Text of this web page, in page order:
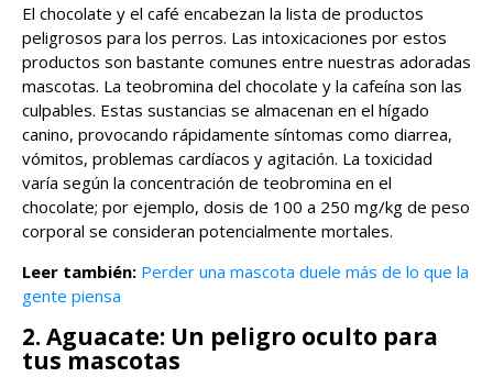
El chocolate y el café encabezan la lista de productos
peligrosos para los perros. Las intoxicaciones por estos
productos son bastante comunes entre nuestras adoradas
mascotas. La teobromina del chocolate y la cafeína son las
culpables. Estas sustancias se almacenan en el hígado
canino, provocando rápidamente síntomas como diarrea,
vómitos, problemas cardíacos y agitación. La toxicidad
varía según la concentración de teobromina en el
chocolate; por ejemplo, dosis de 100 a 250 mg/kg de peso
corporal se consideran potencialmente mortales.
Leer también: Perder una mascota duele más de lo que la
gente piensa
2. Aguacate: Un peligro oculto para
tus mascotas